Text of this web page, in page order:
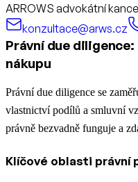
ARROWS advokátní
konzultace@arws.cz
Právní due
nákupu
Právní due diligence se
vlastnictví podílů a smluvní
právně bezvadně funguje a
Klíčové oblasti právní